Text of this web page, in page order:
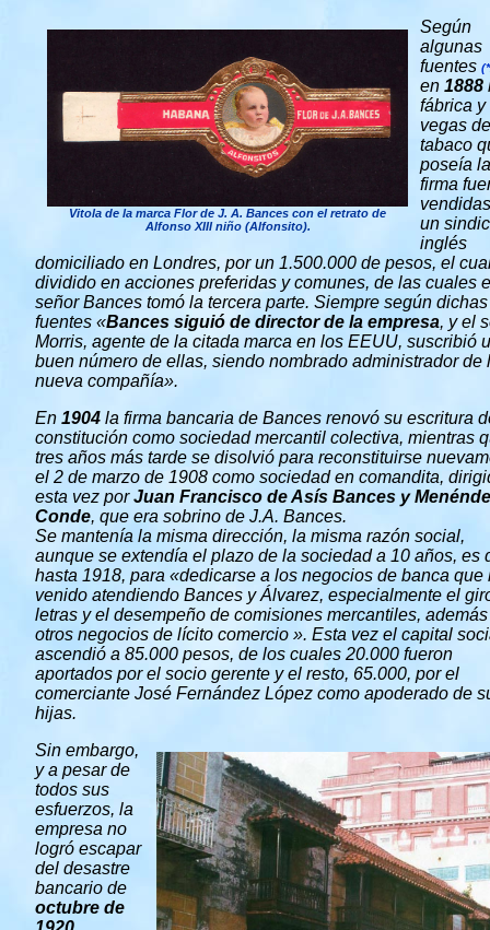
Vitola de la marca Flor de J. A. Bances con el retrato de
Alfonso XIII niño (Alfonsito).
Según
algunas
fuentes
en 1888
fábrica y
vegas de
tabaco
poseía la
firma
un
inglés
domiciliado en Londres, por un 1.500.000 de pesos, el
dividido en acciones preferidas y comunes, de las cuales
señor Bances tomó la tercera parte. Siempre según dichas
fuentes «Bances siguió de director de la empresa, y el
Morris, agente de la citada marca en los EEUU, suscribió
buen número de ellas, siendo nombrado administrador de
nueva compañía».
En 1904 la firma bancaria de Bances renovó su escritura
constitución como sociedad mercantil colectiva, mientras
tres años más tarde se disolvió para reconstituirse
el 2 de marzo de 1908 como sociedad en comandita,
esta vez porJuan Francisco de Asís Bances y
Conde, que era sobrino de J.A. Bances.
Se mantenía la misma dirección, la misma razón social,
aunque se extendía el plazo de la sociedad a 10 años, es
hasta 1918, para «dedicarse a los negocios de banca que
venido atendiendo Bances y Álvarez, especialmente el
letras y el desempeño de comisiones mercantiles,
otros negocios de lícito comercio ». Esta vez el capital
ascendió a 85.000 pesos, de los cuales 20.000 fueron
aportados por el socio gerente y el resto, 65.000, por el
comerciante José Fernández López como apoderado de
hijas.
Sin embargo,
y a pesar de
todos sus
esfuerzos, la
empresa no
logró escapar
del desastre
bancario de
octubre de